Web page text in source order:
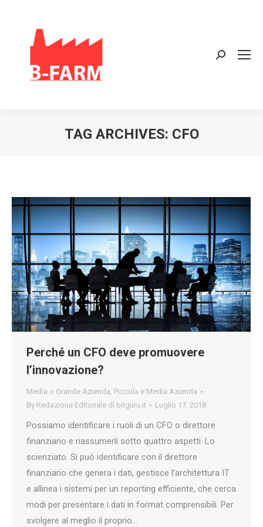
Search:
TAG ARCHIVES: CFO
Perché un CFO deve promuovere
l’innovazione?
Media o Grande Azienda, Piccola e Media Azienda
By Redazione Editoriale di bitguru.it Luglio 17, 2018
Possiamo identificare i ruoli di un CFO o direttore
finanziario e riassumerli sotto quattro aspetti. Lo
scienziato. Si può identificare con il direttore
finanziario che genera i dati, gestisce l’architettura IT
e allinea i sistemi per un reporting efficiente, che cerca
modi per presentare i dati in format comprensibili. Per
svolgere al meglio il proprio…